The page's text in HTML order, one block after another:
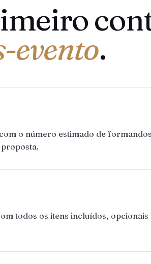
evento.
o número estimado de
todos os itens incluídos,